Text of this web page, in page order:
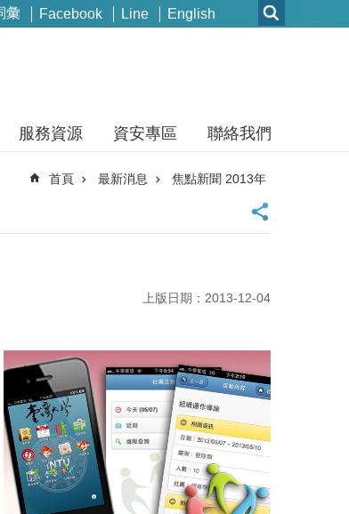
彙 Facebook Line English
服務資源 資安專區 聯絡我們
首頁 最新消息 焦點新聞 2013年
上版日期：2013-12-04